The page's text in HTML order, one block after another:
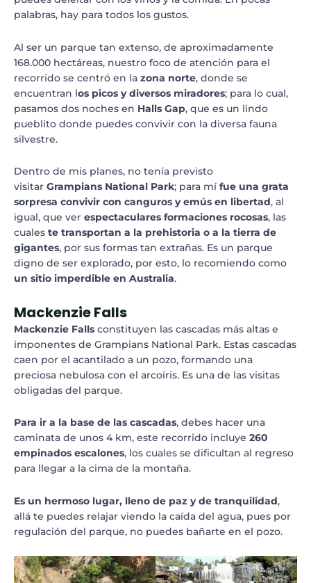
palabras, hay para todos los gustos.
Al ser un parque tan extenso, de aproximadamente
168.000 hectáreas, nuestro foco de atención para el
recorrido se centró en la zona norte, donde se
encuentran los picos y diversos miradores; para lo cual,
pasamos dos noches en Halls Gap, que es un lindo
pueblito donde puedes convivir con la diversa fauna
silvestre.
Dentro de mis planes, no tenía previsto
visitar Grampians National Park; para mí fue una grata
sorpresa convivir con canguros y emús en libertad, al
igual, que ver espectaculares formaciones rocosas, las
cuales te transportan a la prehistoria o a la tierra de
gigantes, por sus formas tan extrañas. Es un parque
digno de ser explorado, por esto, lo recomiendo como
un sitio imperdible en Australia.
Mackenzie Falls
Mackenzie Falls constituyen las cascadas más altas e
imponentes de Grampians National Park. Estas cascadas
caen por el acantilado a un pozo, formando una
preciosa nebulosa con el arcoíris. Es una de las visitas
obligadas del parque.
Para ir a la base de las cascadas, debes hacer una
caminata de unos 4 km, este recorrido incluye 260
empinados escalones, los cuales se dificultan al regreso
para llegar a la cima de la montaña.
Es un hermoso lugar, lleno de paz y de tranquilidad,
allá te puedes relajar viendo la caída del agua, pues por
regulación del parque, no puedes bañarte en el pozo.